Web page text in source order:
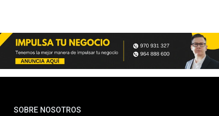
SOBRE NOSOTROS